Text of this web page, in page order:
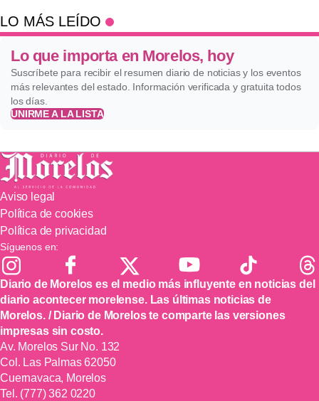
LO MÁS LEÍDO
Lo que importa en Morelos, hoy
Suscríbete para recibir el resumen diario de noticias y los eventos
más relevantes del estado. Información verificada y gratuita todos
los días.
UNIRME A LA LISTA
Aviso legal
Política de cookies
Política de privacidad
Síguenos en:
Diario de Morelos es el medio más influyente en noticias del
diario acontecer morelense. Las últimas noticias de
Morelos. / Diario de Morelos te comparte las versiones
impresas sin costo.
Av. Morelos Sur No. 132
Col. Las Palmas 62050
Cuernavaca, Morelos
Tel. (777) 362 0220